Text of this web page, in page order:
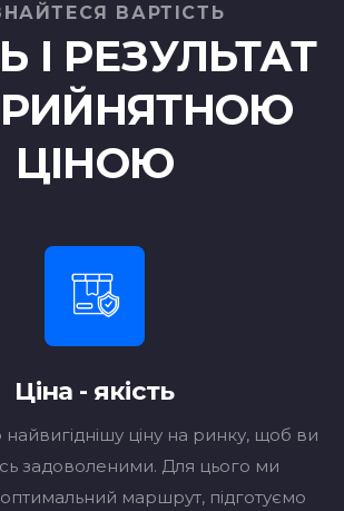
ВАРТІСТЬ
І РЕЗУЛЬТАТ
ЦІНОЮ
Ціна - якість
ціну на ринку, щоб ви
задоволеними. Для цього ми
маршрут, підготуємо